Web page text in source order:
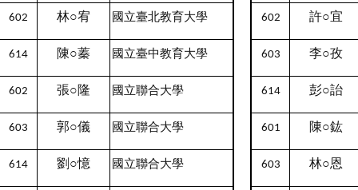
602 林○宥 國立臺北教育大學 602 許○宜
614 陳○蓁 國立臺中教育大學 603 李○孜
602 張○隆 國立聯合大學 614 彭○詒
603 郭○儀 國立聯合大學 601 陳○鈜
614 劉○憶 國立聯合大學 603 林○恩